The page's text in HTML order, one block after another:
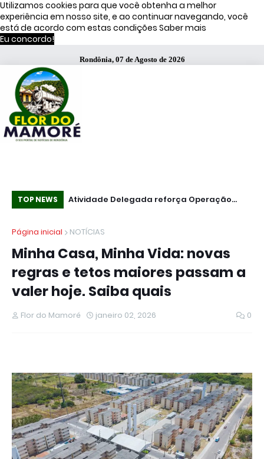
Utilizamos cookies para que você obtenha a melhor
experiência em nosso site, e ao continuar navegando, você
está de acordo com estas condições Saber mais
Eu concordo!
Rondônia, 07 de Agosto de 2026
TOP NEWS
de Moraes
Atividade Delegada reforça Operação
Página inicial
NOTÍCIAS
Minha Casa, Minha Vida: novas
regras e tetos maiores passam a
valer hoje. Saiba quais
Flor do Mamoré janeiro 02, 2026 0